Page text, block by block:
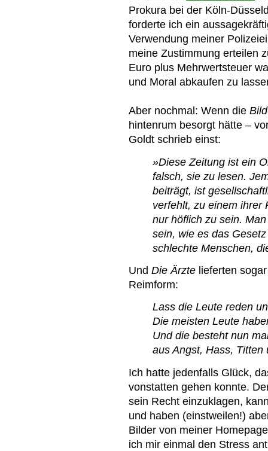
Prokura bei der Köln-
forderte ich ein
Verwendung meiner
meine Zustimmung erteilen
Euro plus Mehrwertsteuer
und Moral abkaufen zu
Aber nochmal: Wenn die Bild
hintenrum besorgt hätte –
Goldt schrieb einst:
»Diese Zeitung ist ein
falsch, sie zu lesen.
beiträgt, ist
verfehlt, zu einem ihrer
nur höflich zu sein.
sein, wie es das
schlechte Menschen,
Und Die Ärzte lieferten
Reimform:
Lass die Leute reden
Die meisten Leute
Und die besteht nun
aus Angst, Hass,
Ich hatte jedenfalls Glück,
vonstatten gehen konnte.
sein Recht einzuklagen,
und haben (einstweilen!)
Bilder von meiner
ich mir einmal den Stress